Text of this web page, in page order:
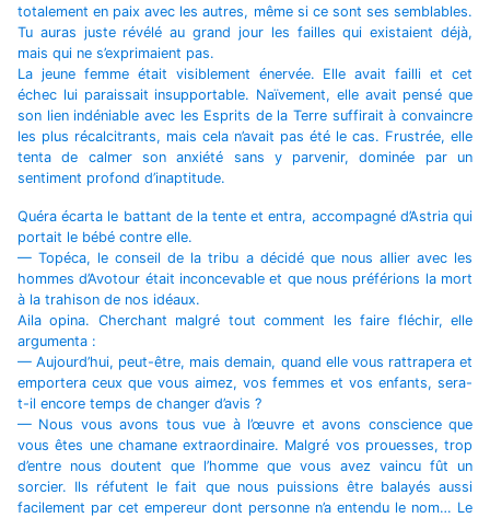
totalement en paix avec les autres, même si ce sont ses semblables.
Tu auras juste révélé au grand jour les failles qui existaient déjà,
mais qui ne s’exprimaient pas.
La jeune femme était visiblement énervée. Elle avait failli et cet
échec lui paraissait insupportable. Naïvement, elle avait pensé que
son lien indéniable avec les Esprits de la Terre suffirait à convaincre
les plus récalcitrants, mais cela n’avait pas été le cas. Frustrée, elle
tenta de calmer son anxiété sans y parvenir, dominée par un
sentiment profond d’inaptitude.
Quéra écarta le battant de la tente et entra, accompagné d’Astria qui
portait le bébé contre elle.
— Topéca, le conseil de la tribu a décidé que nous allier avec les
hommes d’Avotour était inconcevable et que nous préférions la mort
à la trahison de nos idéaux.
Aila opina. Cherchant malgré tout comment les faire fléchir, elle
argumenta :
— Aujourd’hui, peut-être, mais demain, quand elle vous rattrapera et
emportera ceux que vous aimez, vos femmes et vos enfants, sera-
t-il encore temps de changer d’avis ?
— Nous vous avons tous vue à l’œuvre et avons conscience que
vous êtes une chamane extraordinaire. Malgré vos prouesses, trop
d’entre nous doutent que l’homme que vous avez vaincu fût un
sorcier. Ils réfutent le fait que nous puissions être balayés aussi
facilement par cet empereur dont personne n’a entendu le nom… Le